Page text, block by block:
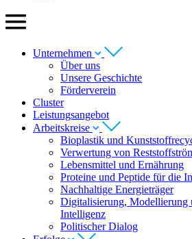
Unternehmen
Über uns
Unsere Geschichte
Förderverein
Cluster
Leistungsangebot
Arbeitskreise
Bioplastik und
Verwertung von
Lebensmittel und Ernährung
Proteine und Peptide für die
Nachhaltige Energieträger
Digitalisierung, Modellierung
Intelligenz
Politischer Dialog